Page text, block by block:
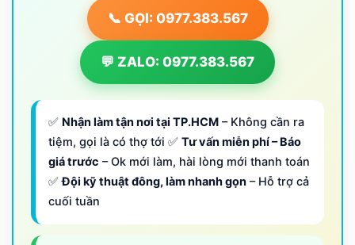
📞 GỌI: 0977.383.567
💬 ZALO: 0977.383.567
✅ Nhận làm tận nơi tại TP.HCM – Không cần ra
tiệm, gọi là có thợ tới ✅ Tư vấn miễn phí – Báo
giá trước – Ok mới làm, hài lòng mới thanh toán
✅Đội kỹ thuật đông, làm nhanh gọn – Hỗ trợ cả
cuối tuần